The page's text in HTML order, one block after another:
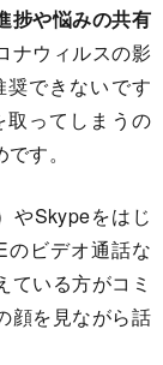
捗や悩みの共有
ナウィルスの影
できないです
取ってしまうの
す。
やSkypeをはじ
ビデオ通話な
ている方がコミ
顔を見ながら話